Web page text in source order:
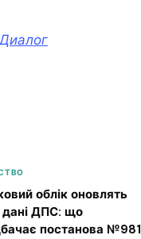
Диалог
облік оновлять
дані ДПС: що
постанова №981